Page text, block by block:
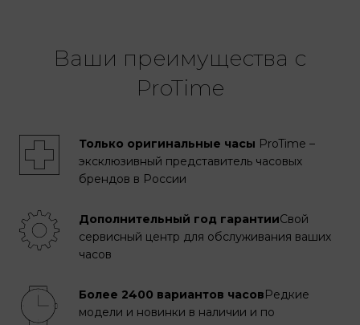
Ваши преимущества с
ProTime
Только оригинальные часы ProTime –
эксклюзивный представитель часовых
брендов в России
Дополнительный год гарантииСвой
сервисный центр для обслуживания ваших
часов
Более 2400 вариантов часовРедкие
модели и новинки в наличии и по